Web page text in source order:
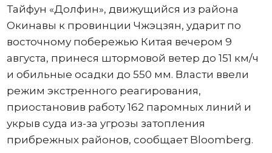
Тайфун «Долфин», движущийся из района
Окинавы к провинции Чжэцзян, ударит по
восточному побережью Китая вечером 9
августа, принеся штормовой ветер до 151 км/ч
и обильные осадки до 550 мм. Власти ввели
режим экстренного реагирования,
приостановив работу 162 паромных линий и
укрыв суда из-за угрозы затопления
прибрежных районов, сообщает Bloomberg.